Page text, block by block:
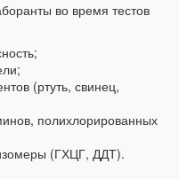
во время тестов
(ртуть, свинец,
полихлорированных
(ГХЦГ, ДДТ).